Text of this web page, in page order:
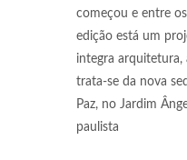
começou e entre
edição está um
integra arquitetura,
trata-se da nova
Paz, no Jardim
paulista